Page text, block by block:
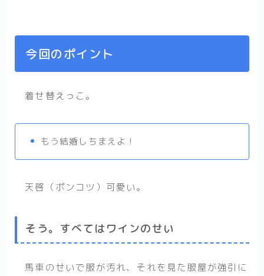
今回のポイント
着せ替えっこ。
もう結婚しちまえよ！
天啓（ポンコツ）可愛い。
そう。すべてはワインのせい
馬車のせいで服が汚れ、それを見た服屋が強引に